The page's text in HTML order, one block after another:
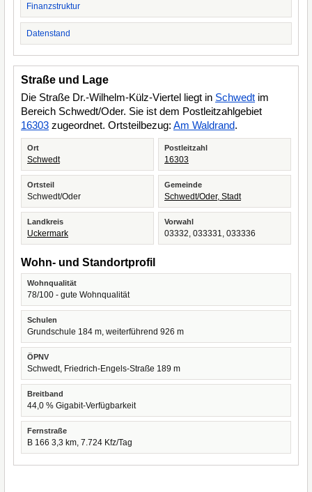
Finanzstruktur
Datenstand
Straße und Lage
Die Straße Dr.-Wilhelm-Külz-Viertel liegt in Schwedt im
Bereich Schwedt/Oder. Sie ist dem Postleitzahlgebiet
16303 zugeordnet. Ortsteilbezug: Am Waldrand.
Ort
Schwedt
Postleitzahl
16303
Ortsteil
Schwedt/Oder
Gemeinde
Schwedt/Oder, Stadt
Landkreis
Uckermark
Vorwahl
03332, 033331, 033336
Wohn- und Standortprofil
Wohnqualität
78/100 - gute Wohnqualität
Schulen
Grundschule 184 m, weiterführend 926 m
ÖPNV
Schwedt, Friedrich-Engels-Straße 189 m
Breitband
44,0 % Gigabit-Verfügbarkeit
Fernstraße
B 166 3,3 km, 7.724 Kfz/Tag